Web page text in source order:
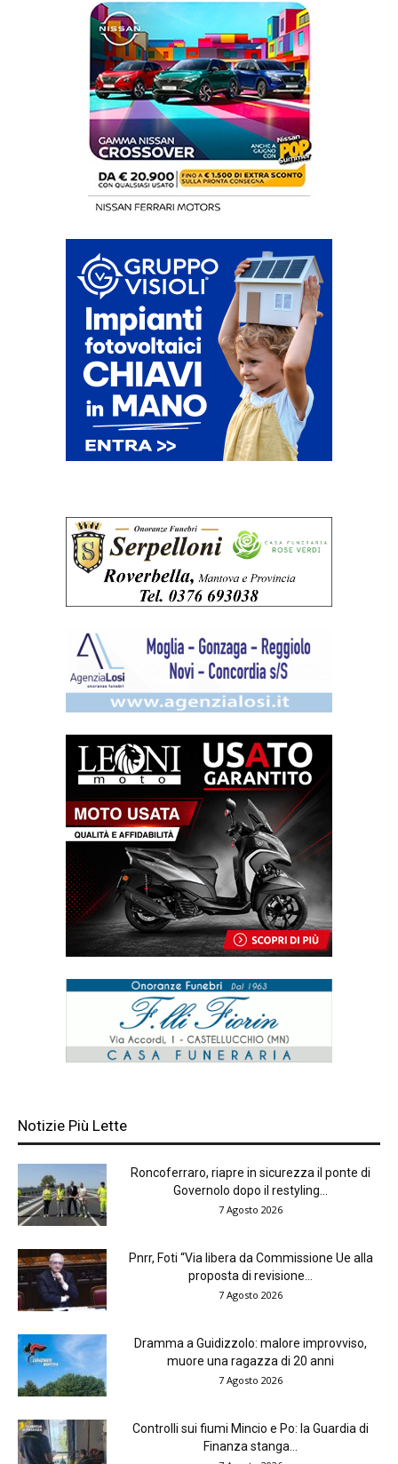
Notizie Più Lette
Roncoferraro, riapre in sicurezza il ponte di
Governolo dopo il restyling...
7 Agosto 2026
Pnrr, Foti “Via libera da Commissione Ue alla
proposta di revisione...
7 Agosto 2026
Dramma a Guidizzolo: malore improvviso,
muore una ragazza di 20 anni
7 Agosto 2026
Controlli sui fiumi Mincio e Po: la Guardia di
Finanza stanga...